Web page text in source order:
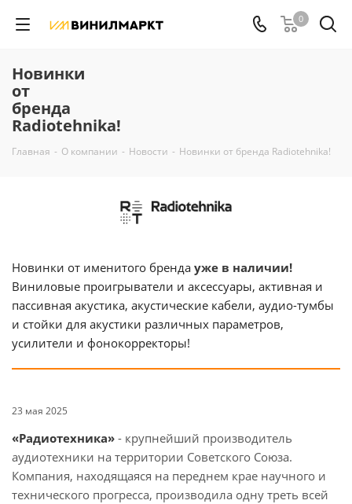
0
Новинки
от
бренда
Radiotehnika!
Главная - О компании - Новости - Новинки от бренда Radiotehnika!
Новинки от именитого бренда уже в наличии!
Виниловые проигрыватели и аксессуары, активная и
пассивная акустика, акустические кабели, аудио-тумбы
и стойки для акустики различных параметров,
усилители и фонокорректоры!
23 мая 2025
«Радиотехника» - крупнейший производитель
аудиотехники на территории Советского Союза.
Компания, находящаяся на переднем крае научного и
технического прогресса, производила одну треть всей